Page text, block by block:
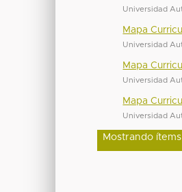
Universidad
Mapa
Universidad
Mapa
Universidad
Mapa
Universidad
Mostrando